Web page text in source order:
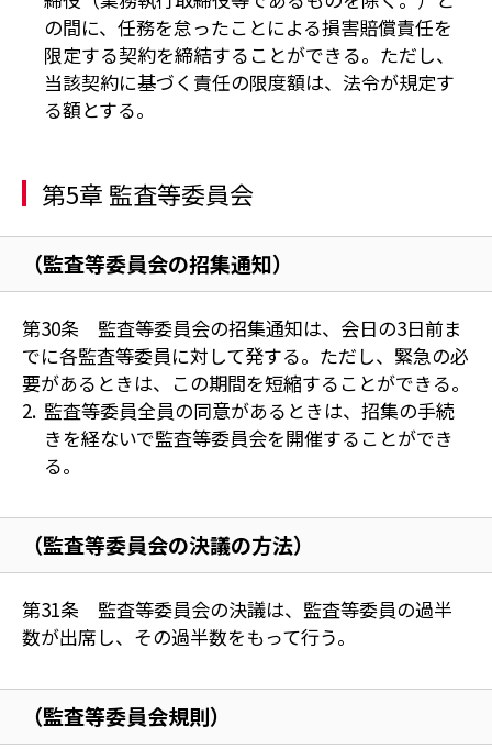
の間に、任務を怠ったことによる損害賠償責任を
限定する契約を締結することができる。ただし、
当該契約に基づく責任の限度額は、法令が規定す
る額とする。
第5章 監査等委員会
（監査等委員会の招集通知）
第30条 監査等委員会の招集通知は、会日の3日前ま
でに各監査等委員に対して発する。ただし、緊急の必
要があるときは、この期間を短縮することができる。
監査等委員全員の同意があるときは、招集の手続
きを経ないで監査等委員会を開催することができ
る。
（監査等委員会の決議の方法）
第31条 監査等委員会の決議は、監査等委員の過半
数が出席し、その過半数をもって行う。
（監査等委員会規則）